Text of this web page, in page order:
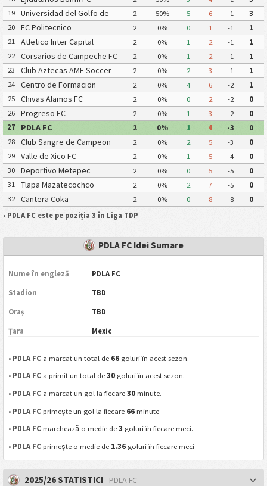
19
Universidad del Golfo de
Mexico FC
2 50% 5 6 -1
3
20
FC Politecnico 2 0% 0 1 -1
1
21
Atletico Inter Capital 2 0% 1 2 -1
1
22
Corsarios de Campeche FC 2 0% 1 2 -1
1
23
Club Aztecas AMF Soccer
Aragon
2 0% 2 3 -1
1
24
Centro de Formacion
Chiapas Futbol
2 0% 4 6 -2
1
25
Chivas Alamos FC 2 0% 0 2 -2
0
26
Progreso FC 2 0% 1 3 -2
0
27
PDLA FC 2 0% 1 4 -3
0
28
Club Sangre de Campeon 2 0% 2 5 -3
0
29
Valle de Xico FC 2 0% 1 5 -4
0
30
Deportivo Metepec
Eurosoccer FC
2 0% 0 5 -5
0
31
Tlapa Mazatecochco 2 0% 2 7 -5
0
32
Cantera Coka 2 0% 0 8 -8
0
• PDLA FC este pe poziția 3 în Liga TDP
PDLA FC Idei Sumare
Nume în engleză PDLA FC
Stadion TBD
Oraș TBD
Țara Mexic
• PDLA FC a marcat un total de 66 goluri în acest sezon.
• PDLA FC a primit un total de30 goluri în acest sezon.
• PDLA FC a marcat un gol la fiecare30 minute.
• PDLA FC primește un gol la fiecare 66 minute
• PDLA FC marchează o medie de3 goluri în fiecare meci.
• PDLA FC primește o medie de 1.36 goluri în fiecare meci
2025/26 STATISTICI- PDLA FC